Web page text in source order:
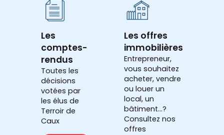
Les
comptes-
rendus
Toutes les
décisions
votées par
les élus de
Terroir de
Caux
Les offres
immobilières
Entrepreneur,
vous souhaitez
acheter, vendre
ou louer un
local, un
bâtiment...?
Consultez nos
offres